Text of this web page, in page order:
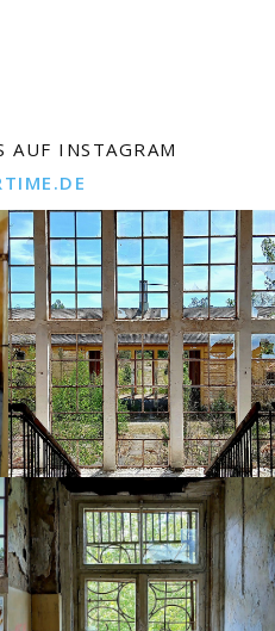
AUF INSTAGRAM